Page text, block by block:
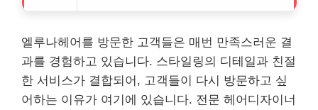
엘루나헤어를 방문한 고객들은 매번 만족스러운 결
과를 경험하고 있습니다. 스타일링의 디테일과 친절
한 서비스가 결합되어, 고객들이 다시 방문하고 싶
어하는 이유가 여기에 있습니다. 전문 헤어디자이너